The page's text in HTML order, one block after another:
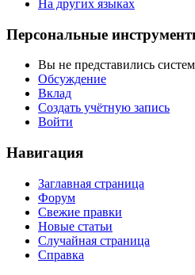
На других языках
Персональные
Вы не представились
Обсуждение
Вклад
Создать учётную запись
Войти
Навигация
Заглавная страница
Форум
Свежие правки
Новые статьи
Случайная страница
Справка